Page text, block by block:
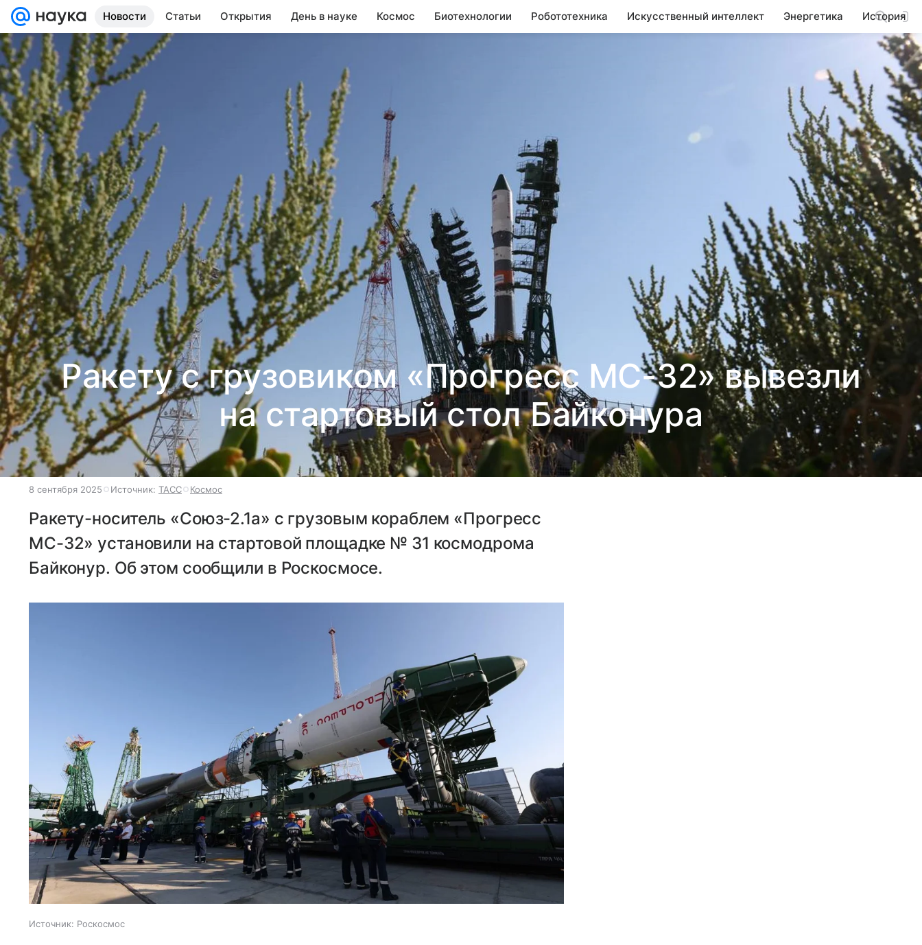
Новости Статьи Открытия День в науке Космос Биотехнологии Робототехника Искусственный интеллект Энергетика История
Ракету с грузовиком «Прогресс МС-32» вывезли
на стартовый стол Байконура
8 сентября 2025 Источник: ТАСС Космос
Ракету-носитель «Союз-2.1а» с грузовым кораблем «Прогресс
МС-32» установили на стартовой площадке № 31 космодрома
Байконур. Об этом сообщили в Роскосмосе.
Источник: Роскосмос